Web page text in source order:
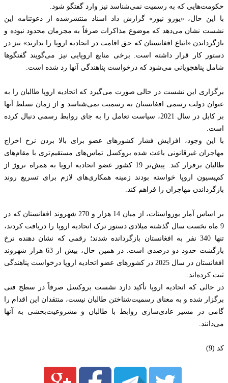
حکومت‌هایی که به رسمیت نمی‌شناسد نیز وارد گفتگو شود.
با این حال، «یورو نیوز» گزارش داد اسناد منتشرشده از دعوتنامه این
نشست نشان می‌دهد که موضوع مذاکرات صرفاً به مجرمان محدود نبوده و
بازگرداندن «اتباع افغانستان که حق اقامت در اتحادیه اروپا را ندارند» نیز در
دستور کار قرار داشته است. برخی منابع اروپایی نیز می‌گویند گفتگوها
شامل پناهجویانی می‌شود که درخواست پناهندگی آنها رد شده است.
برگزاری این نشست در حالی صورت می‌گیرد که اتحادیه اروپا طالبان را به
عنوان دولت رسمی افغانستان به رسمیت نمی‌شناسد و از زمان تسلط آنها
بر کابل در سال 2021، سیاست تعامل را به جای روابط رسمی دنبال کرده
است.
با این وجود، افزایش فشار کشورهای عضو برای بالا بردن نرخ اخراج
مهاجران غیرقانونی باعث شده بروکسل تماس‌های مستقیم‌تری با مقام‌های
طالبان برقرار کند. پیش‌تر 19 کشور عضو اتحادیه اروپا به همراه نروژ از
کمیسیون اروپا خواسته بودند زمینه همکاری‌های لازم برای تسریع روند
بازگرداندن مهاجران را فراهم کند.
بر اساس آمار یورواستات، از میان 14 هزار و 270 شهروند افغانستان که در
9 ماه نخست سال گذشته میلادی دستور ترک اتحادیه اروپا را دریافت کردند،
تنها 340 نفر به افغانستان بازگردانده شدند؛ رقمی که نشان دهنده نرخ
بازگشت حدود دو درصدی است. در همین حال، بیش از 63 هزار شهروند
افغانستان در سال 2025 در کشورهای عضو اتحادیه اروپا درخواست پناهندگی
ثبت کرده‌اند.
در حالی که اتحادیه اروپا تأکید دارد نشست بروکسل صرفاً در سطح فنی
برگزار شده و به معنای ‌رسمیت‌شناختن طالبان نیست، منتقدان این اقدام را
گامی در مسیر عادی‌سازی روابط با طالبان و مشروعیت‌بخشی به آنها
می‌دانند.
کد (9)